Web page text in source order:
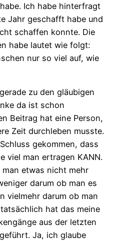
Ich habe hinterfragt
Jahr geschafft habe und
schaffen konnte. Die
habe lautet wie folgt:
nur so viel auf, wie
zu den gläubigen
da ist schon
Beitrag hat eine Person,
Zeit durchleben musste.
gekommen, dass
viel man ertragen KANN.
etwas nicht mehr
darum ob man es
vielmehr darum ob man
hat das meine
aus der letzten
Ja, ich glaube